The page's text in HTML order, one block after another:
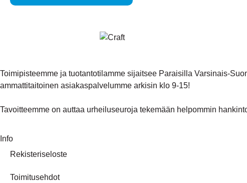
Toimipisteemme ja tuotantotilamme sijaitsee Paraisilla Varsinais-
ammattitaitoinen asiakaspalvelumme arkisin klo 9-15!
Tavoitteemme on auttaa urheiluseuroja tekemään helpommin
Info
Rekisteriseloste
Toimitusehdot